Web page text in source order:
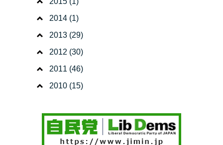
2014 (1)
2013 (29)
2012 (30)
2011 (46)
2010 (15)